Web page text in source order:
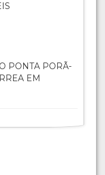
PONTA PORÃ-
EM